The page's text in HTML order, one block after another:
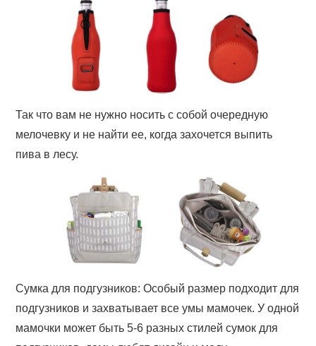
Так что вам не нужно носить с собой очередную
мелочевку и не найти ее, когда захочется выпить
пива в лесу.
Сумка для подгузников: Особый размер подходит для
подгузников и захватывает все умы мамочек. У одной
мамочки может быть 5-6 разных стилей сумок для